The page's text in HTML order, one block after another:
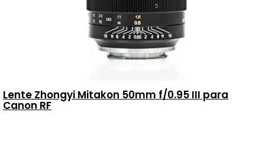
Lente Zhongyi Mitakon 50mm f/0.95 III para
Canon RF